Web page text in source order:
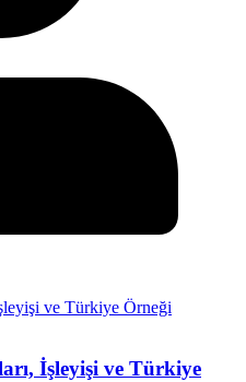
İşleyişi ve Türkiye